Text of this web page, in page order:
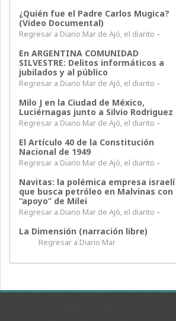
¿Quién fue el Padre Carlos Mugica?
(Video Documental)
Regresar a Diario Mar de Ajó, el diarito –
En ARGENTINA COMUNIDAD
SILVESTRE: Delitos informáticos a
jubilados y al público
Regresar a Diario Mar de Ajó, el diarito –
Milo J en la Ciudad de México,
Luciérnagas junto a Silvio Rodriguez
Regresar a Diario Mar de Ajó, el diarito –
El Artículo 40 de la Constitución
Nacional de 1949
Regresar a Diario Mar de Ajó, el diarito –
Navitas: la polémica empresa israelí
que busca petróleo en Malvinas con
“apoyo” de Milei
Regresar a Diario Mar de Ajó, el diarito –
La Dimensión (narración libre)
Regresar a Diario Mar